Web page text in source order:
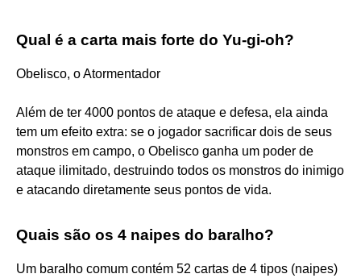
Qual é a carta mais forte do Yu-gi-oh?
Obelisco, o Atormentador
Além de ter 4000 pontos de ataque e defesa, ela ainda
tem um efeito extra: se o jogador sacrificar dois de seus
monstros em campo, o Obelisco ganha um poder de
ataque ilimitado, destruindo todos os monstros do inimigo
e atacando diretamente seus pontos de vida.
Quais são os 4 naipes do baralho?
Um baralho comum contém 52 cartas de 4 tipos (naipes)